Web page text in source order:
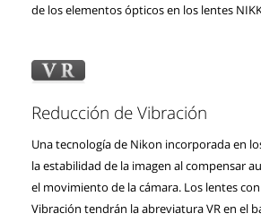
de los elementos ópticos en los lentes
Reducción de Vibración
Una tecnología de Nikon incorporada en
la estabilidad de la imagen al compensar
el movimiento de la cámara. Los lentes
Vibración tendrán la abreviatura VR en el